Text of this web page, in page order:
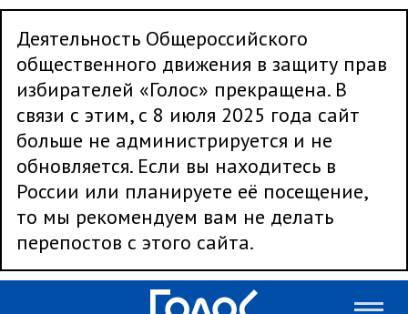
Деятельность Общероссийского
общественного движения в защиту прав
избирателей «Голос» прекращена. В
связи с этим, с 8 июля 2025 года сайт
больше не администрируется и не
обновляется. Если вы находитесь в
России или планируете её посещение,
то мы рекомендуем вам не делать
перепостов с этого сайта.